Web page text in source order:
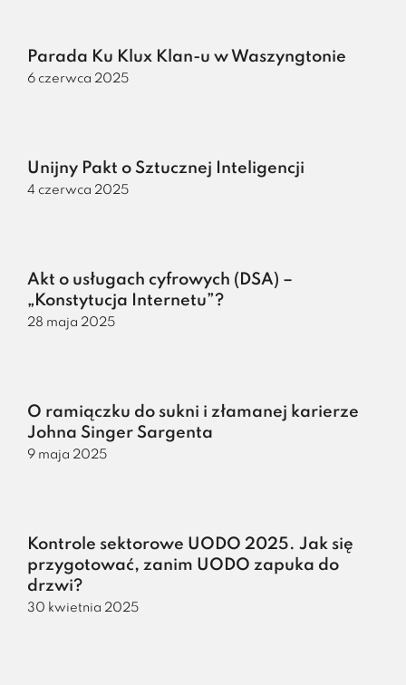
Parada Ku Klux Klan-u w Waszyngtonie
6 czerwca 2025
Unijny Pakt o Sztucznej Inteligencji
4 czerwca 2025
Akt o usługach cyfrowych (DSA) –
„Konstytucja Internetu”?
28 maja 2025
O ramiączku do sukni i złamanej karierze
Johna Singer Sargenta
9 maja 2025
Kontrole sektorowe UODO 2025. Jak się
przygotować, zanim UODO zapuka do
drzwi?
30 kwietnia 2025